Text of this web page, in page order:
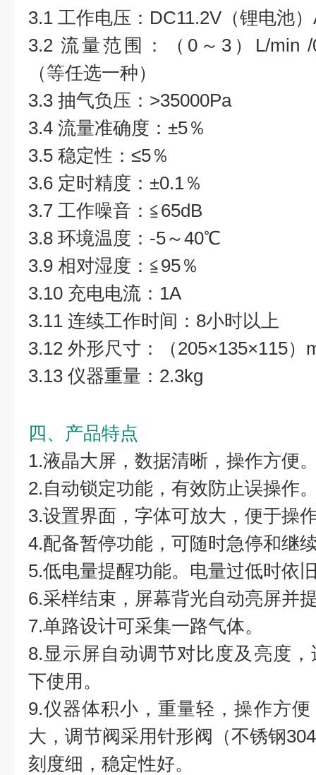
3.1 工作电压：DC11.2V（锂电池
3.2 流量范围：（0～3）L/min /
（等任选一种）
3.3 抽气负压：>35000Pa
3.4 流量准确度：±5％
3.5 稳定性：≤5％
3.6 定时精度：±0.1％
3.7 工作噪音：≦65dB
3.8 环境温度：-5～40℃
3.9 相对湿度：≦95％
3.10 充电电流：1A
3.11 连续工作时间：8小时以上
3.12 外形尺寸：（205×135×115）
3.13 仪器重量：2.3kg
四、产品特点
1.液晶大屏，数据清晰，操作方便
2.自动锁定功能，有效防止误操作
3.设置界面，字体可放大，便于操
4.配备暂停功能，可随时急停和继
5.低电量提醒功能。电量过低时依
6.采样结束，屏幕背光自动亮屏并
7.单路设计可采集一路气体。
8.显示屏自动调节对比度及亮度
下使用。
9.仪器体积小，重量轻，操作方
大，调节阀采用针形阀（不锈钢
刻度细，稳定性好。